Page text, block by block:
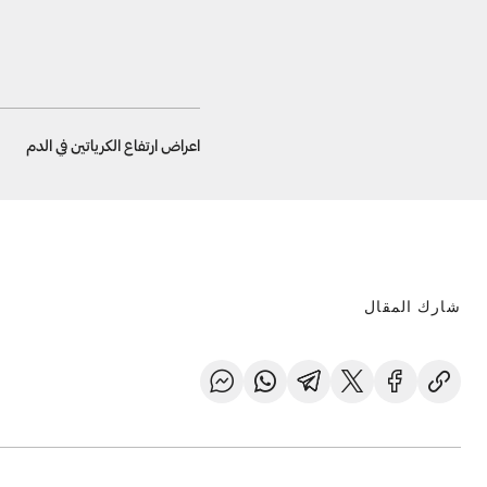
اعراض ارتفاع الكرياتين في الدم
شارك المقال